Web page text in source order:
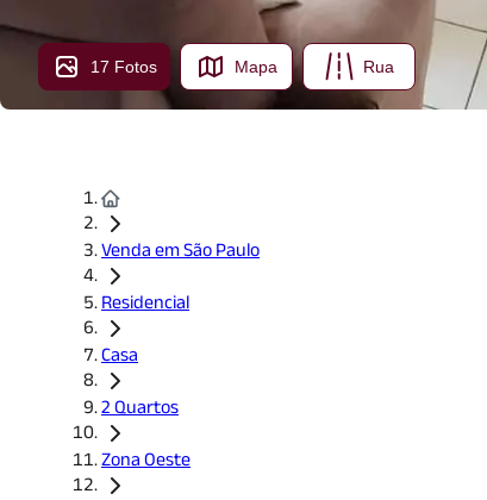
17 Fotos Mapa Rua
Venda em São Paulo
Residencial
Casa
2 Quartos
Zona Oeste